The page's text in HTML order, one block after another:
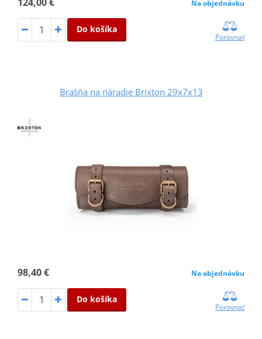
Na objednávku
Do košíka
Porovnať
Brašňa na náradie Brixton 29x7x13
98,40 € Na objednávku
Do košíka
Porovnať